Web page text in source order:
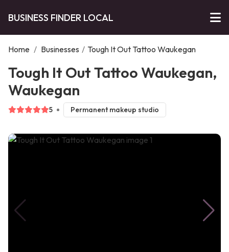
BUSINESS FINDER LOCAL
Home / Businesses / Tough It Out Tattoo Waukegan
Tough It Out Tattoo Waukegan,
Waukegan
5 Permanent makeup studio